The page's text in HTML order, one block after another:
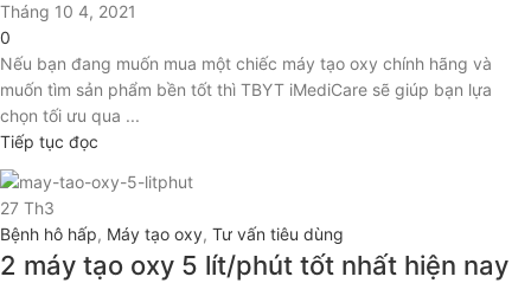
Tháng 10 4, 2021
0
Nếu bạn đang muốn mua một chiếc máy tạo oxy chính hãng và
muốn tìm sản phẩm bền tốt thì TBYT iMediCare sẽ giúp bạn lựa
chọn tối ưu qua ...
Tiếp tục đọc
27 Th3
Bệnh hô hấp, Máy tạo oxy, Tư vấn tiêu dùng
2 máy tạo oxy 5 lít/phút tốt nhất hiện nay